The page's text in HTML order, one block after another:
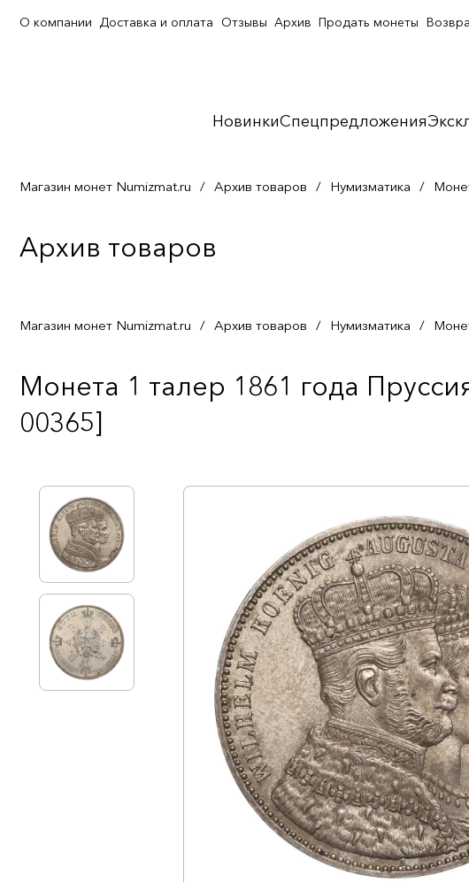
НовинкиСпецпредложения
О компании Доставка и оплата Отзывы Архив Продать монеты
Магазин монет Numizmat.ru / Архив товаров / Нумизматика /
Архив товаров
Магазин монет Numizmat.ru / Архив товаров / Нумизматика /
Монета 1 талер 1861 года
00365]